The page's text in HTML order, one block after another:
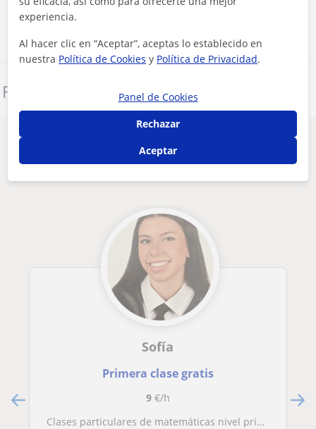
Contactar ahora
Denunciar este perfil
Otros profesores de Matemáticas en
Torremolinos que pueden interesarte
Sofía
Primera clase gratis
9€/h
Clases particulares de matemáticas nivel primaria
experiencia.
Al hacer clic en “Aceptar”, aceptas lo establecido en
nuestra Política de Cookies y Política de Privacidad.
Panel de Cookies
Rechazar
Aceptar